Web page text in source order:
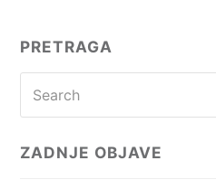
PRETRAGA
ZADNJE OBJAVE